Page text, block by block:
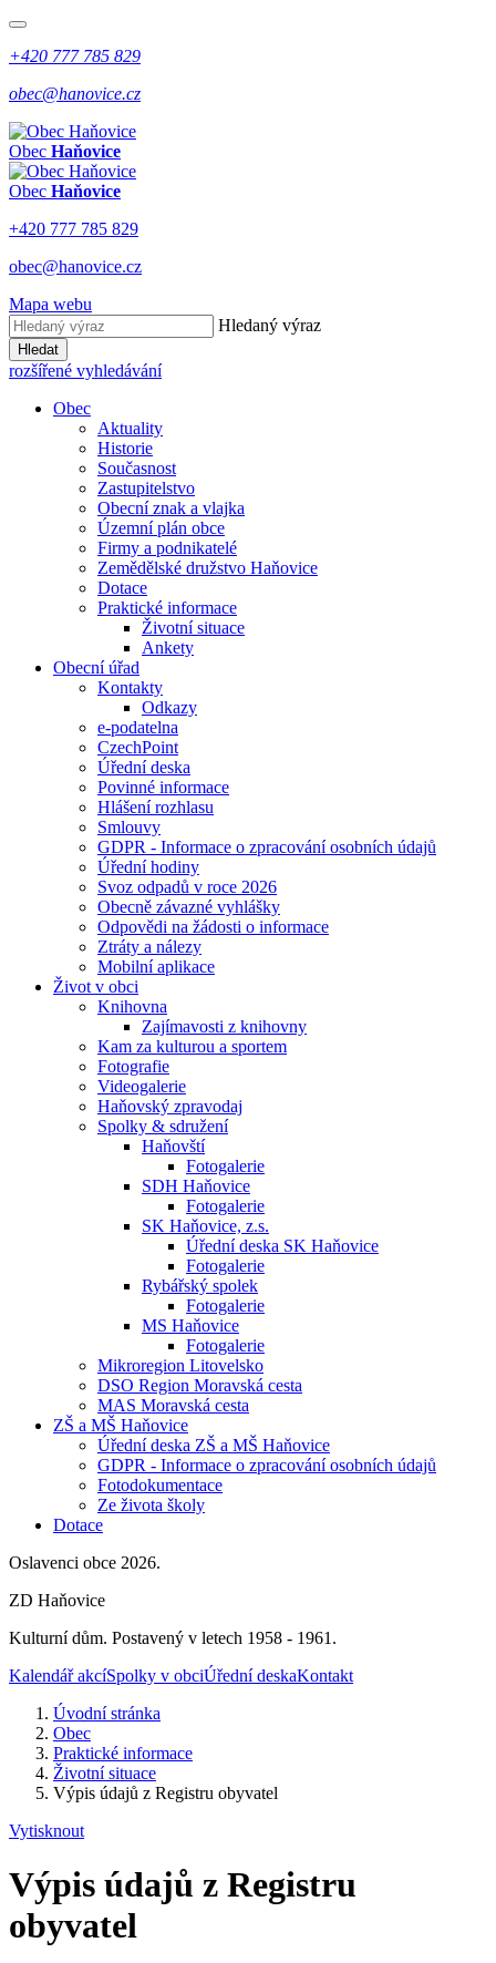
+420 777 785 829
obec@hanovice.cz
Obec Haňovice
Obec Haňovice
+420 777 785 829
obec@hanovice.cz
Mapa webu
Hledaný výraz
Hledat
rozšířené vyhledávání
Obec
Aktuality
Historie
Současnost
Zastupitelstvo
Obecní znak a vlajka
Územní plán obce
Firmy a podnikatelé
Zemědělské družstvo Haňovice
Dotace
Praktické informace
Životní situace
Ankety
Obecní úřad
Kontakty
Odkazy
e-podatelna
CzechPoint
Úřední deska
Povinné informace
Hlášení rozhlasu
Smlouvy
GDPR - Informace o zpracování osobních údajů
Úřední hodiny
Svoz odpadů v roce 2026
Obecně závazné vyhlášky
Odpovědi na žádosti o informace
Ztráty a nálezy
Mobilní aplikace
Život v obci
Knihovna
Zajímavosti z knihovny
Kam za kulturou a sportem
Fotografie
Videogalerie
Haňovský zpravodaj
Spolky & sdružení
Haňovští
Fotogalerie
SDH Haňovice
Fotogalerie
SK Haňovice, z.s.
Úřední deska SK Haňovice
Fotogalerie
Rybářský spolek
Fotogalerie
MS Haňovice
Fotogalerie
Mikroregion Litovelsko
DSO Region Moravská cesta
MAS Moravská cesta
ZŠ a MŠ Haňovice
Úřední deska ZŠ a MŠ Haňovice
GDPR - Informace o zpracování osobních údajů
Fotodokumentace
Ze života školy
Dotace
Oslavenci obce 2026.
ZD Haňovice
Kulturní dům. Postavený v letech 1958 - 1961.
Kalendář akcíSpolky v obciÚřední deskaKontakt
Úvodní stránka
Obec
Praktické informace
Životní situace
Výpis údajů z Registru obyvatel
Vytisknout
Výpis údajů z Registru
obyvatel